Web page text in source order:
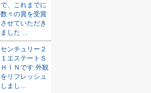
で、これまでに
数々の賞を受賞
させていただき
ました ...
センチュリー２
１エステートＳ
ＨＩＮです 外観
をリフレッシュ
しまし...